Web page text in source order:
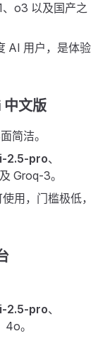
o3 以及国产之
AI 用户，是体验
文版
简洁。
2.5-pro、
Groq-3。
用，门槛极低，
2.5-pro、
。